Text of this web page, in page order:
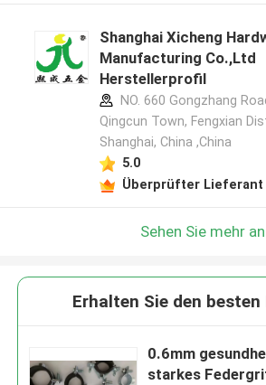
Shanghai Xicheng
Manufacturing Co.,Ltd
Herstellerprofil
NO. 660 Gongzhang
Qingcun Town, Fengxian
Shanghai, China ,China
5.0
Überprüfter Lieferant
Sehen Sie mehr an
Erhalten Sie den
0.6mm
starkes